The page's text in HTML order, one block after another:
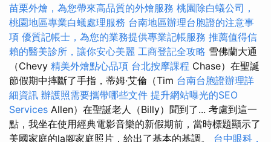
苗栗外燴，為您帶來高品質的外燴服務 桃園除白蟻公司，
桃園地區專業白蟻處理服務 台南地區辦理台胞證的注意事
項 優質記帳士，為您的業務提供專業記帳服務 推薦值得信
賴的醫美診所，讓你安心美麗 工商登記全攻略 雪佛蘭大通
（Chevy 精美外燴點心品項 台北按摩課程 Chase）在聖誕
節假期中摔斷了手指，蒂姆·艾倫（Tim 台南台胞證辦理詳
細資訊 辦護照需要攜帶哪些文件 提升網站曝光的SEO
Services Allen）在聖誕老人（Billy）聞到了... 考慮到這一
點，我坐在使用經典電影音樂的新假期前，當時標題顯示了
美國家庭的la腳家庭照片，給出了基本的基調。 台中眼科，